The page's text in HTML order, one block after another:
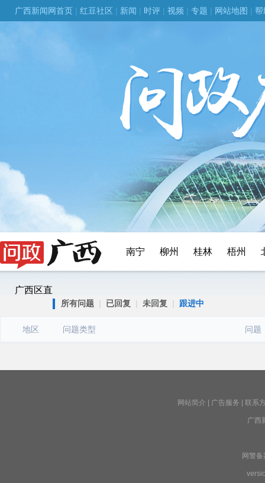
广西新闻网首页 | 红豆社区 | 新闻 | 时评 | 视频 | 专题 | 网站地图 | 帮
南宁 柳州 桂林 梧州
广西区直
所有问题 | 已回复 | 未回复 | 跟进中
地区 问题类型 问题
网站简介 广告服务 联系
广西
网警